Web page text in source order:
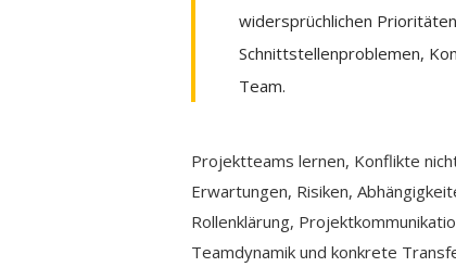
widersprüchlichen
Schnittstellenproblemen,
Team.
Projektteams lernen, Konflikte
Erwartungen, Risiken,
Rollenklärung,
Teamdynamik und konkrete